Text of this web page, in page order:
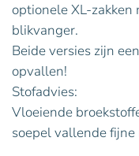
optionele XL-zakken
blikvanger.
Beide versies zijn
opvallen!
Stofadvies:
Vloeiende
soepel vallende fijne